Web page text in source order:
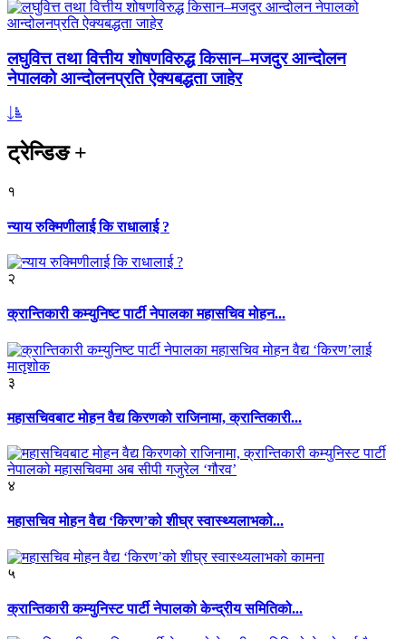
लघुवित्त तथा वित्तीय शोषणविरुद्ध किसान–मजदुर आन्दोलन
नेपालको आन्दोलनप्रति ऐक्यबद्धता जाहेर
ट्रेन्डिङ+
१
न्याय रुक्मिणीलाई कि राधालाई ?
२
क्रान्तिकारी कम्युनिष्ट पार्टी नेपालका महासचिव मोहन...
३
महासचिवबाट मोहन वैद्य किरणको राजिनामा, क्रान्तिकारी...
४
महासचिव मोहन वैद्य ‘किरण’को शीघ्र स्वास्थ्यलाभको...
५
क्रान्तिकारी कम्युनिस्ट पार्टी नेपालको केन्द्रीय समितिको...